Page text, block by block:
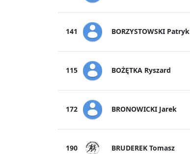
141 BORZYSTOWSKI Patryk
115 BOŻĘTKA Ryszard
172 BRONOWICKI Jarek
190 BRUDEREK Tomasz